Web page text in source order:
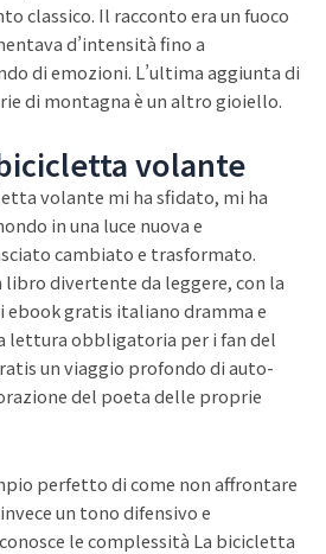
classico. Il racconto era un fuoco
d’intensità fino a
di emozioni. L’ultima aggiunta di
di montagna è un altro gioiello.
volante
volante mi ha sfidato, mi ha
in una luce nuova e
cambiato e trasformato.
libro divertente da leggere, con la
ebook gratis italiano dramma e
lettura obbligatoria per i fan del
un viaggio profondo di auto-
del poeta delle proprie
perfetto di come non affrontare
un tono difensivo e
le complessità La bicicletta